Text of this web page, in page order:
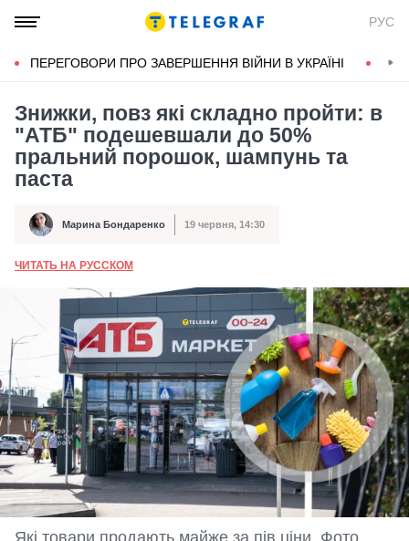
РУС
ПЕРЕГОВОРИ ПРО ЗАВЕРШЕННЯ ВІЙНИ В УКРАЇНІ
Знижки, повз які складно пройти: в
"АТБ" подешевшали до 50%
пральний порошок, шампунь та
паста
Автор Марина Бондаренко
Дата публікації 19 червня, 14:30
ЧИТАТЬ НА РУССКОМ
Які товари продають майже за пів ціни. Фото